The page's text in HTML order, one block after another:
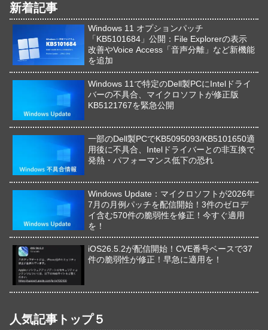
新着記事
Windows 11 オプションパッチ
「KB5101684」公開：File Explorerの表示
改善やVoice Access「音声分離」など新機能
を追加
Windows 11で特定のDell製PCにIntelドライ
バーの不具合、マイクロソフトが修正版
KB5121767を緊急公開
一部のDell製PCでKB5095093/KB5101650適
用後に不具合、Intelドライバーとの非互換で
発熱・パフォーマンス低下の恐れ
Windows Update：マイクロソフトが2026年
7月の月例パッチを配信開始！3件のゼロデ
イ含む570件の脆弱性を修正！今すぐ適用
を！
iOS26.5.2が配信開始！CVE番号ベースで37
件の脆弱性が修正！早急に適用を！
人気記事トップ５